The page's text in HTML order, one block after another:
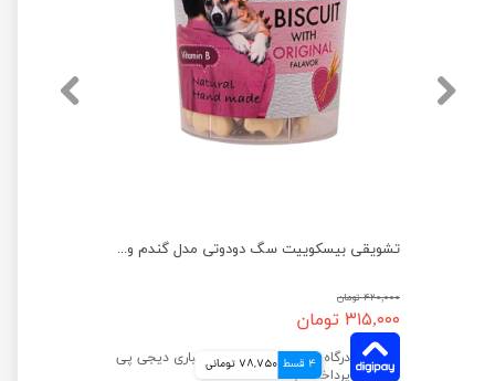
تشویقی بیسکوییت سگ دودوتی مدل گندم وزن 150 گرم
۴۲۰,۰۰۰ تومان
۳۱۵,۰۰۰ تومان
4 قسط 78,750 تومانی